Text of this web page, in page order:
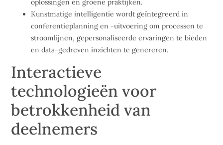
oplossingen en groene praktijken.
Kunstmatige intelligentie wordt geïntegreerd in
conferentieplanning en -uitvoering om processen te
stroomlijnen, gepersonaliseerde ervaringen te bieden
en data-gedreven inzichten te genereren.
Interactieve
technologieën voor
betrokkenheid van
deelnemers